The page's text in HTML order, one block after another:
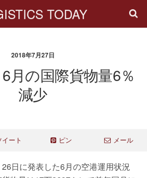
TODAY
2018年7月27日
月の国際貨物量6％
減少
イート ピン メール
日に発表した6月の空港運用状況